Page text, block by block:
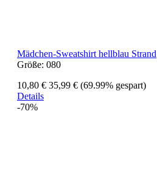
Mädchen-Sweatshirt hellblau Strand
Größe: 080
10,80 € 35,99 € (69.99% gespart)
Details
-70%